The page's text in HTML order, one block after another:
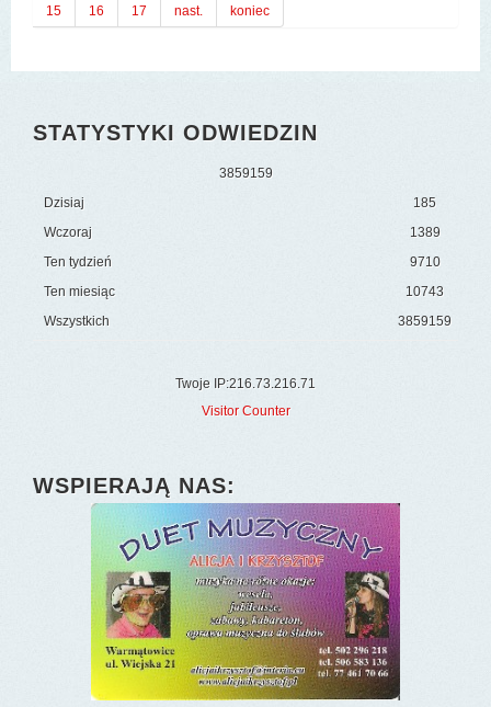
15 16 17 nast. koniec
STATYSTYKI ODWIEDZIN
3859159
Dzisiaj
Wczoraj
Ten tydzień
Ten miesiąc
Wszystkich
185
1389
9710
10743
3859159
Twoje IP:216.73.216.71
Visitor Counter
WSPIERAJĄ NAS: